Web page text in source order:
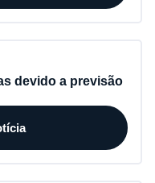
devido a previsão